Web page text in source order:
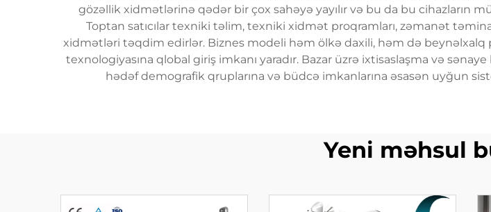
gözəllik xidmətlərinə qədər bir çox sahəyə yayılır və bu da bu cihazların
Toptan satıcılar texniki təlim, texniki xidmət proqramları, zəmanət
xidmətləri təqdim edirlər. Biznes modeli həm ölkə daxili, həm də beynəlxalq
texnologiyasına qlobal giriş imkanı yaradır. Bazar üzrə ixtisaslaşma və
hədəf demografik qruplarına və büdcə imkanlarına əsasən uyğun
Yeni məhsul